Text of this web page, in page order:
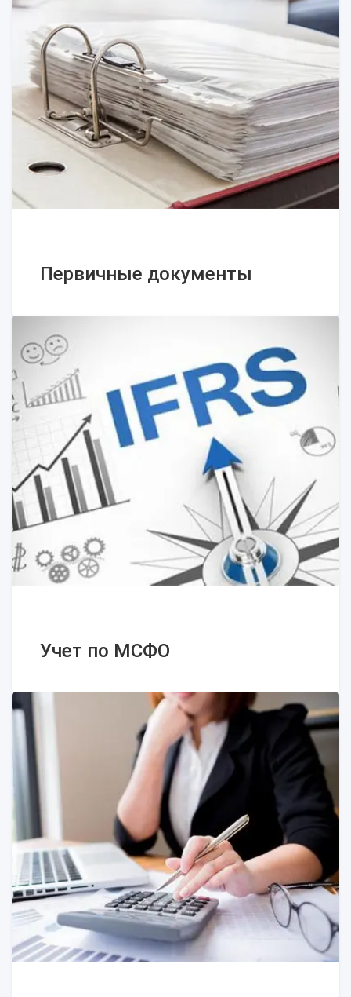
Иностранная валюта и курсовые
разницы: общие правила учета
Первичные документы
Первичные документы
Первичная документация:
определения и требования к
оформлению
Реквизиты для первичной
документации
Учет по МСФО
Учет по МСФО
Правда ли, что МСФО теперь
обязателен для многих предприятий
в Украине?
Оценка для МСФО в Украине